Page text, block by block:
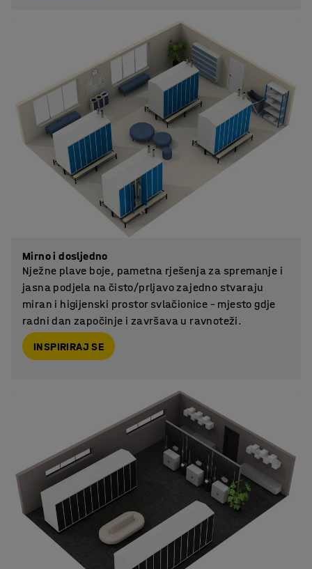
Mirno i dosljedno
Nježne plave boje, pametna rješenja za spremanje i
jasna podjela na čisto/prljavo zajedno stvaraju
miran i higijenski prostor svlačionice – mjesto gdje
radni dan započinje i završava u ravnoteži.
INSPIRIRAJ SE